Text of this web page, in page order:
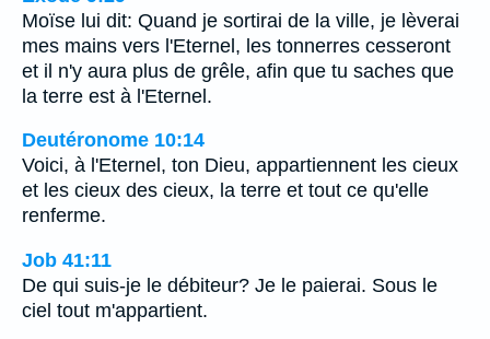
Moïse lui dit: Quand je sortirai de la ville, je lèverai
mes mains vers l'Eternel, les tonnerres cesseront
et il n'y aura plus de grêle, afin que tu saches que
la terre est à l'Eternel.
Deutéronome 10:14
Voici, à l'Eternel, ton Dieu, appartiennent les cieux
et les cieux des cieux, la terre et tout ce qu'elle
renferme.
Job 41:11
De qui suis-je le débiteur? Je le paierai. Sous le
ciel tout m'appartient.